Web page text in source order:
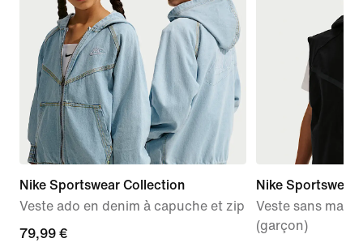
Nike Sportswear Collection
Veste ado en denim à capuche et zip
79,99 €
79,99 €
Nike Sportswear
Veste sans
(garçon)